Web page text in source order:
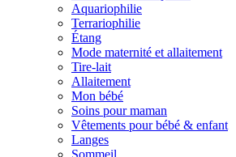
Aquariophilie
Terrariophilie
Étang
Mode maternité et allaitement
Tire-lait
Allaitement
Mon bébé
Soins pour maman
Vêtements pour bébé & enfant
Langes
Sommeil